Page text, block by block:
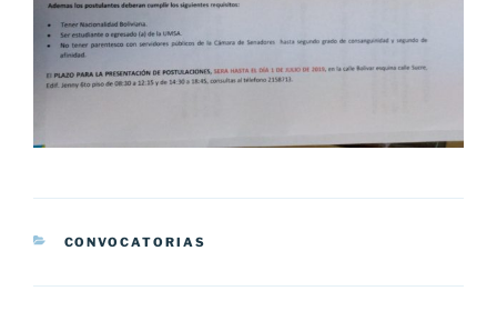
CATEGORÍAS
CONVOCATORIAS